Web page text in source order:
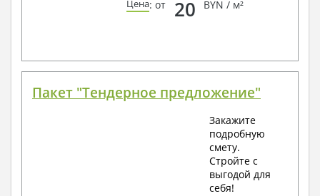
Цена: от 20 BYN / м²
Пакет "Тендерное предложение"
Закажите
подробную
смету.
Стройте с
выгодой для
себя!